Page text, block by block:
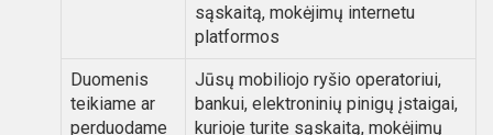
sąskaitą, mokėjimų internetu
platformos
Duomenis
teikiame ar
perduodame
Jūsų mobiliojo ryšio operatoriui,
bankui, elektroninių pinigų įstaigai,
kurioje turite sąskaitą, mokėjimų